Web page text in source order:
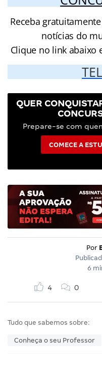
Receba
notícias do
Clique no link abaixo
QUER
Prepare-se com
COMECE A
Por
6
4 0
Tudo que sabemos sobre:
Conheça o seu Professor